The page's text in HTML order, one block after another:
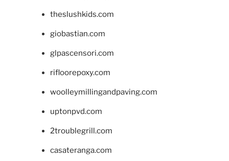
theslushkids.com
giobastian.com
glpascensori.com
rifloorepoxy.com
woolleymillingandpaving.com
uptonpvd.com
2troublegrill.com
casateranga.com